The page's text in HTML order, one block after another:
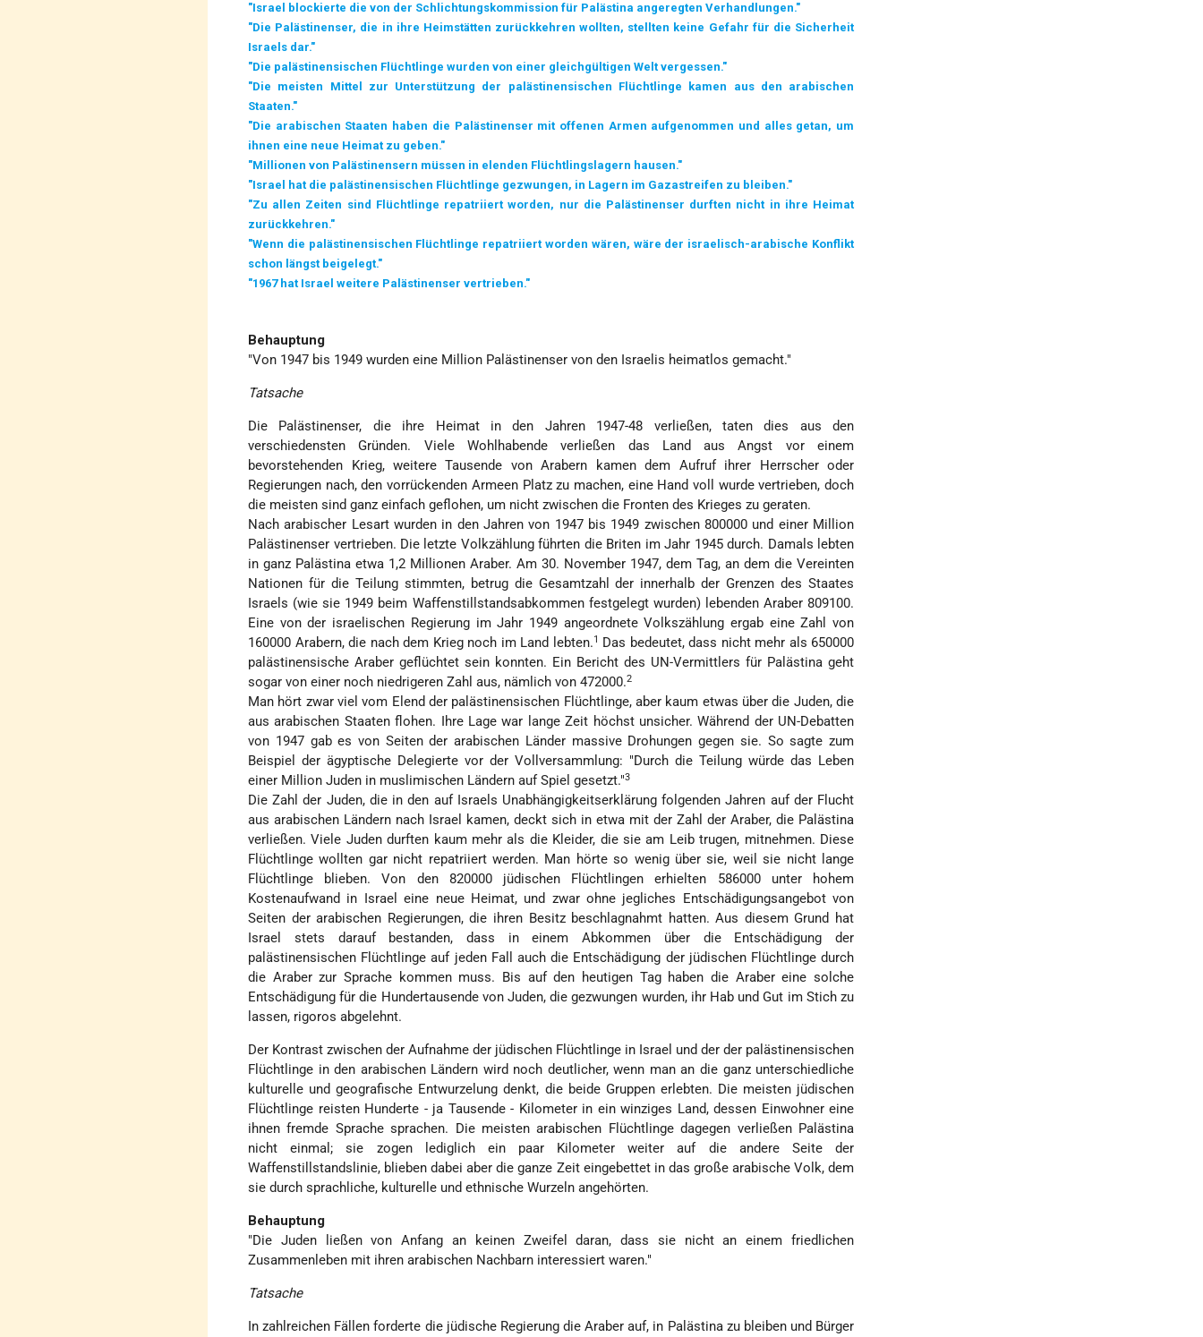
"Israel blockierte die von der Schlichtungskommission für Palästina angeregten Verhandlungen."
"Die Palästinenser, die in ihre Heimstätten zurückkehren wollten, stellten keine Gefahr für die Sicherheit
Israels dar."
"Die palästinensischen Flüchtlinge wurden von einer gleichgültigen Welt vergessen."
"Die meisten Mittel zur Unterstützung der palästinensischen Flüchtlinge kamen aus den arabischen
Staaten."
"Die arabischen Staaten haben die Palästinenser mit offenen Armen aufgenommen und alles getan, um
ihnen eine neue Heimat zu geben."
"Millionen von Palästinensern müssen in elenden Flüchtlingslagern hausen."
"Israel hat die palästinensischen Flüchtlinge gezwungen, in Lagern im Gazastreifen zu bleiben."
"Zu allen Zeiten sind Flüchtlinge repatriiert worden, nur die Palästinenser durften nicht in ihre Heimat
zurückkehren."
"Wenn die palästinensischen Flüchtlinge repatriiert worden wären, wäre der israelisch-arabische Konflikt
schon längst beigelegt."
"1967 hat Israel weitere Palästinenser vertrieben."
Behauptung
"Von 1947 bis 1949 wurden eine Million Palästinenser von den Israelis heimatlos gemacht."
Tatsache
Die Palästinenser, die ihre Heimat in den Jahren 1947-48 verließen, taten dies aus den
verschiedensten Gründen. Viele Wohlhabende verließen das Land aus Angst vor einem
bevorstehenden Krieg, weitere Tausende von Arabern kamen dem Aufruf ihrer Herrscher oder
Regierungen nach, den vorrückenden Armeen Platz zu machen, eine Hand voll wurde vertrieben, doch
die meisten sind ganz einfach geflohen, um nicht zwischen die Fronten des Krieges zu geraten.
Nach arabischer Lesart wurden in den Jahren von 1947 bis 1949 zwischen 800000 und einer Million
Palästinenser vertrieben. Die letzte Volkzählung führten die Briten im Jahr 1945 durch. Damals lebten
in ganz Palästina etwa 1,2 Millionen Araber. Am 30. November 1947, dem Tag, an dem die Vereinten
Nationen für die Teilung stimmten, betrug die Gesamtzahl der innerhalb der Grenzen des Staates
Israels (wie sie 1949 beim Waffenstillstandsabkommen festgelegt wurden) lebenden Araber 809100.
Eine von der israelischen Regierung im Jahr 1949 angeordnete Volkszählung ergab eine Zahl von
160000 Arabern, die nach dem Krieg noch im Land lebten.1 Das bedeutet, dass nicht mehr als 650000
palästinensische Araber geflüchtet sein konnten. Ein Bericht des UN-Vermittlers für Palästina geht
sogar von einer noch niedrigeren Zahl aus, nämlich von 472000.2
Man hört zwar viel vom Elend der palästinensischen Flüchtlinge, aber kaum etwas über die Juden, die
aus arabischen Staaten flohen. Ihre Lage war lange Zeit höchst unsicher. Während der UN-Debatten
von 1947 gab es von Seiten der arabischen Länder massive Drohungen gegen sie. So sagte zum
Beispiel der ägyptische Delegierte vor der Vollversammlung: "Durch die Teilung würde das Leben
einer Million Juden in muslimischen Ländern auf Spiel gesetzt."3
Die Zahl der Juden, die in den auf Israels Unabhängigkeitserklärung folgenden Jahren auf der Flucht
aus arabischen Ländern nach Israel kamen, deckt sich in etwa mit der Zahl der Araber, die Palästina
verließen. Viele Juden durften kaum mehr als die Kleider, die sie am Leib trugen, mitnehmen. Diese
Flüchtlinge wollten gar nicht repatriiert werden. Man hörte so wenig über sie, weil sie nicht lange
Flüchtlinge blieben. Von den 820000 jüdischen Flüchtlingen erhielten 586000 unter hohem
Kostenaufwand in Israel eine neue Heimat, und zwar ohne jegliches Entschädigungsangebot von
Seiten der arabischen Regierungen, die ihren Besitz beschlagnahmt hatten. Aus diesem Grund hat
Israel stets darauf bestanden, dass in einem Abkommen über die Entschädigung der
palästinensischen Flüchtlinge auf jeden Fall auch die Entschädigung der jüdischen Flüchtlinge durch
die Araber zur Sprache kommen muss. Bis auf den heutigen Tag haben die Araber eine solche
Entschädigung für die Hundertausende von Juden, die gezwungen wurden, ihr Hab und Gut im Stich zu
lassen, rigoros abgelehnt.
Der Kontrast zwischen der Aufnahme der jüdischen Flüchtlinge in Israel und der der palästinensischen
Flüchtlinge in den arabischen Ländern wird noch deutlicher, wenn man an die ganz unterschiedliche
kulturelle und geografische Entwurzelung denkt, die beide Gruppen erlebten. Die meisten jüdischen
Flüchtlinge reisten Hunderte - ja Tausende - Kilometer in ein winziges Land, dessen Einwohner eine
ihnen fremde Sprache sprachen. Die meisten arabischen Flüchtlinge dagegen verließen Palästina
nicht einmal; sie zogen lediglich ein paar Kilometer weiter auf die andere Seite der
Waffenstillstandslinie, blieben dabei aber die ganze Zeit eingebettet in das große arabische Volk, dem
sie durch sprachliche, kulturelle und ethnische Wurzeln angehörten.
Behauptung
"Die Juden ließen von Anfang an keinen Zweifel daran, dass sie nicht an einem friedlichen
Zusammenleben mit ihren arabischen Nachbarn interessiert waren."
Tatsache
In zahlreichen Fällen forderte die jüdische Regierung die Araber auf, in Palästina zu bleiben und Bürger